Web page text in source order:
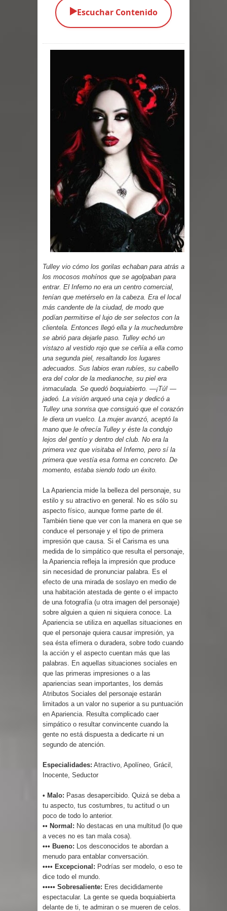
Parte 01: Escondido a Plena Luz
Parte 02: El Enemigo de mi Enemigo
Parte 06: Coletazos
Parte 05: Los Horrores del Infierno
Parte 04: Oídos Sordos
Parte 03: La Traición
Parte 02: Vuelve el Hijo Prodigo
Parte 03: Reflexiones
▶️Escuchar Contenido
Tulley vio cómo los gorilas echaban para atrás a
los mocosos mohínos que se agolpaban para
entrar. El Inferno no era un centro comercial,
tenían que metérselo en la cabeza. Era el local
más candente de la ciudad, de modo que
podían permitirse el lujo de ser selectos con la
clientela. Entonces llegó ella y la muchedumbre
se abrió para dejarle paso. Tulley echó un
vistazo al vestido rojo que se ceñía a ella como
una segunda piel, resaltando los lugares
adecuados. Sus labios eran rubíes, su cabello
era del color de la medianoche, su piel era
inmaculada. Se quedó boquiabierto. —¡Tú! —
jadeó. La visión arqueó una ceja y dedicó a
Tulley una sonrisa que consiguió que el corazón
le diera un vuelco. La mujer avanzó, aceptó la
mano que le ofrecía Tulley y éste la condujo
lejos del gentío y dentro del club. No era la
primera vez que visitaba el Inferno, pero sí la
primera que vestía esa forma en concreto. De
momento, estaba siendo todo un éxito.
La Apariencia mide la belleza del personaje, su
estilo y su atractivo en general. No es sólo su
aspecto físico, aunque forme parte de él.
También tiene que ver con la manera en que se
conduce el personaje y el tipo de primera
impresión que causa. Si el Carisma es una
medida de lo simpático que resulta el personaje,
la Apariencia refleja la impresión que produce
sin necesidad de pronunciar palabra. Es el
efecto de una mirada de soslayo en medio de
una habitación atestada de gente o el impacto
de una fotografía (u otra imagen del personaje)
sobre alguien a quien ni siquiera conoce. La
Apariencia se utiliza en aquellas situaciones en
que el personaje quiera causar impresión, ya
sea ésta efímera o duradera, sobre todo cuando
la acción y el aspecto cuentan más que las
palabras. En aquellas situaciones sociales en
que las primeras impresiones o a las
apariencias sean importantes, los demás
Atributos Sociales del personaje estarán
limitados a un valor no superior a su puntuación
en Apariencia. Resulta complicado caer
simpático o resultar convincente cuando la
gente no está dispuesta a dedicarte ni un
segundo de atención.
Especialidades: Atractivo, Apolíneo, Grácil,
Inocente, Seductor
• Malo: Pasas desapercibido. Quizá se deba a
tu aspecto, tus costumbres, tu actitud o un
poco de todo lo anterior.
•• Normal: No destacas en una multitud (lo que
a veces no es tan mala cosa).
••• Bueno: Los desconocidos te abordan a
menudo para entablar conversación.
•••• Excepcional: Podrías ser modelo, o eso te
dice todo el mundo.
••••• Sobresaliente: Eres decididamente
espectacular. La gente se queda boquiabierta
delante de ti, te admiran o se mueren de celos.